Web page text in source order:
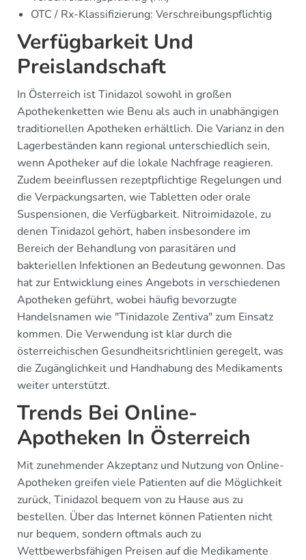
OTC / Rx-Klassifizierung: Verschreibungspflichtig
Verfügbarkeit Und
Preislandschaft
In Österreich ist Tinidazol sowohl in großen
Apothekenketten wie Benu als auch in unabhängigen
traditionellen Apotheken erhältlich. Die Varianz in den
Lagerbeständen kann regional unterschiedlich sein,
wenn Apotheker auf die lokale Nachfrage reagieren.
Zudem beeinflussen rezeptpflichtige Regelungen und
die Verpackungsarten, wie Tabletten oder orale
Suspensionen, die Verfügbarkeit. Nitroimidazole, zu
denen Tinidazol gehört, haben insbesondere im
Bereich der Behandlung von parasitären und
bakteriellen Infektionen an Bedeutung gewonnen. Das
hat zur Entwicklung eines Angebots in verschiedenen
Apotheken geführt, wobei häufig bevorzugte
Handelsnamen wie "Tinidazole Zentiva" zum Einsatz
kommen. Die Verwendung ist klar durch die
österreichischen Gesundheitsrichtlinien geregelt, was
die Zugänglichkeit und Handhabung des Medikaments
weiter unterstützt.
Trends Bei Online-
Apotheken In Österreich
Mit zunehmender Akzeptanz und Nutzung von Online-
Apotheken greifen viele Patienten auf die Möglichkeit
zurück, Tinidazol bequem von zu Hause aus zu
bestellen. Über das Internet können Patienten nicht
nur bequem, sondern oftmals auch zu
Wettbewerbsfähigen Preisen auf die Medikamente